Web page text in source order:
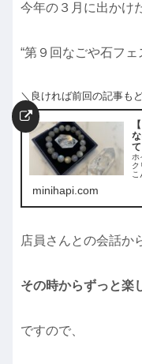
今年の３月に出かけ
“第９回なごや石フェ
＼良ければ前回の記事も
ホ
ク
こ
minihapi.com
店員さんとの会話か
その時からずっと楽
ですので、